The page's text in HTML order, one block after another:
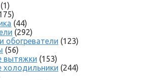
(1)
(44)
(292)
обогреватели (123)
(56)
вытяжки (153)
холодильники (244)